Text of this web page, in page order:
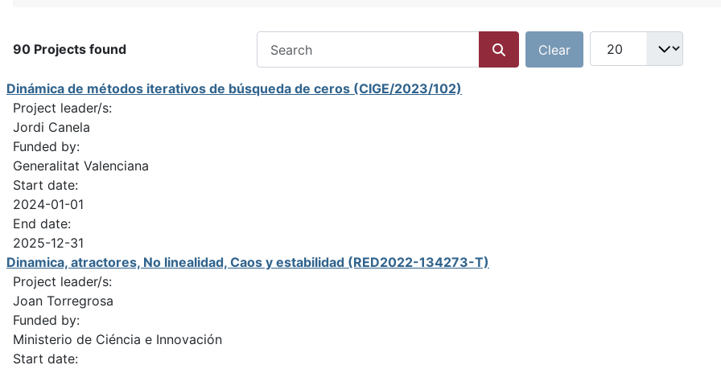
90 Projects found Clear
Select number of
Dinámica de métodos iterativos de búsqueda de ceros (CIGE/2023/102)
Project leader/s:
Jordi Canela
Funded by:
Generalitat Valenciana
Start date:
2024-01-01
End date:
2025-12-31
Dinamica, atractores, No linealidad, Caos y estabilidad (RED2022-134273-T)
Project leader/s:
Joan Torregrosa
Funded by:
Ministerio de Ciéncia e Innovación
Start date: